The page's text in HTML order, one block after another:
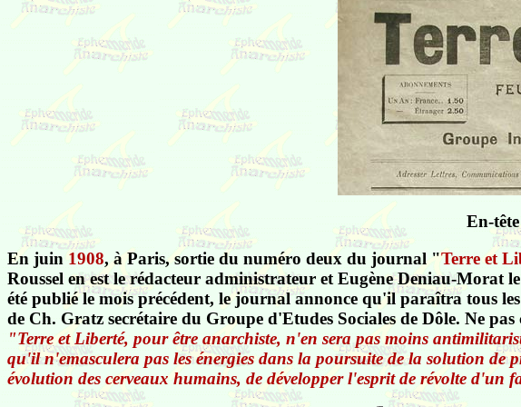
En-
En juin 1908, à Paris, sortie du numéro deux du journal "Terre et
Roussel en est le rédacteur administrateur et Eugène Deniau-Morat
été publié le mois précédent, le journal annonce qu'il paraîtra tous
de Ch. Gratz secrétaire du Groupe d'Etudes Sociales de Dôle. Ne
"Terre et Liberté, pour être anarchiste, n'en sera pas moins
qu'il n'emasculera pas les énergies dans la poursuite de la solution
évolution des cerveaux humains, de développer l'esprit de révolte d'un